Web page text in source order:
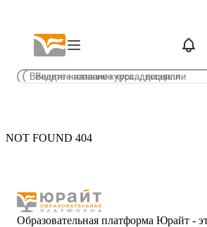
NOT FOUND 404
Образовательная платформа Юрайт -